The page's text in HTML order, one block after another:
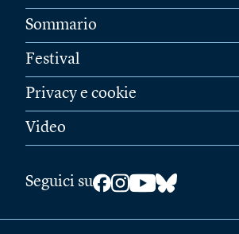
Sommario
Festival
Privacy e cookie
Video
Seguici su